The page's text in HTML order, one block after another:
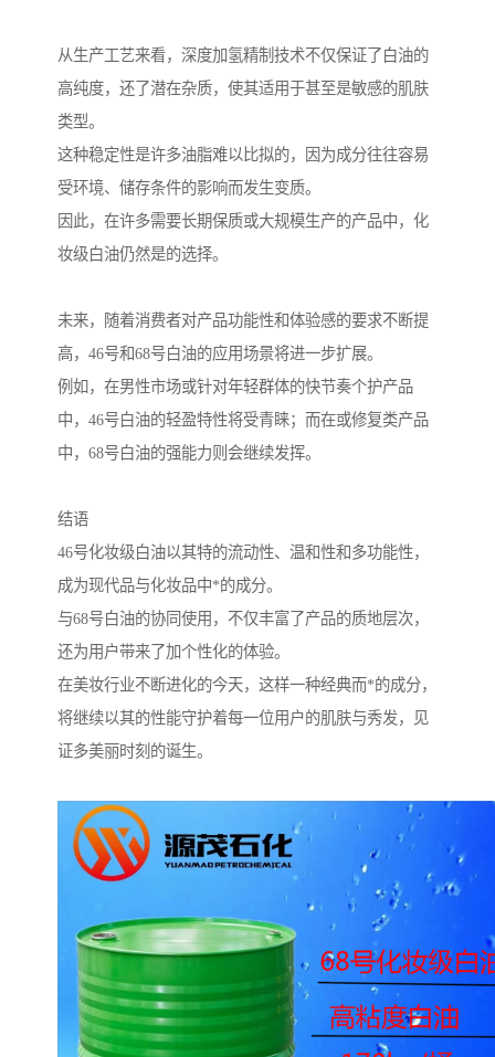
从生产工艺来看，深度加氢精制技术不仅保证了白油的
高纯度，还了潜在杂质，使其适用于甚至是敏感的肌肤
类型。
这种稳定性是许多油脂难以比拟的，因为成分往往容易
受环境、储存条件的影响而发生变质。
因此，在许多需要长期保质或大规模生产的产品中，化
妆级白油仍然是的选择。
未来，随着消费者对产品功能性和体验感的要求不断提
高，46号和68号白油的应用场景将进一步扩展。
例如，在男性市场或针对年轻群体的快节奏个护产品
中，46号白油的轻盈特性将受青睐；而在或修复类产品
中，68号白油的强能力则会继续发挥。
结语
46号化妆级白油以其特的流动性、温和性和多功能性，
成为现代品与化妆品中*的成分。
与68号白油的协同使用，不仅丰富了产品的质地层次，
还为用户带来了加个性化的体验。
在美妆行业不断进化的今天，这样一种经典而*的成分，
将继续以其的性能守护着每一位用户的肌肤与秀发，见
证多美丽时刻的诞生。